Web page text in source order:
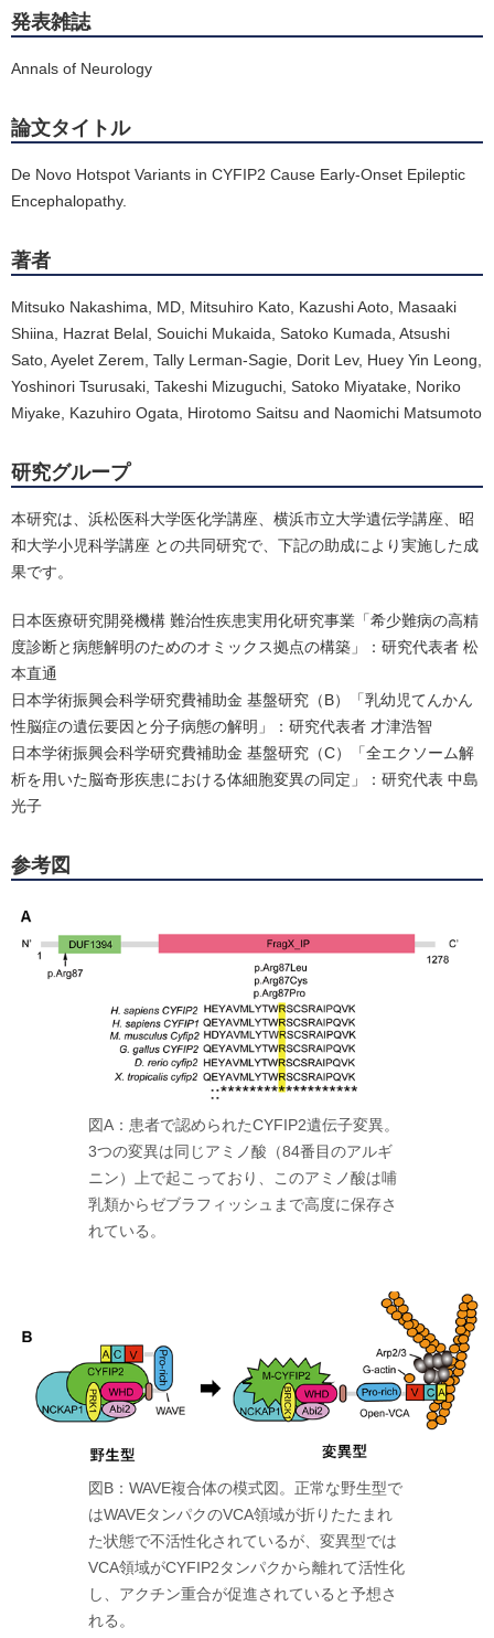
発表雑誌
Annals of Neurology
論文タイトル
De Novo Hotspot Variants in CYFIP2 Cause Early-Onset Epileptic
Encephalopathy.
著者
Mitsuko Nakashima, MD, Mitsuhiro Kato, Kazushi Aoto, Masaaki
Shiina, Hazrat Belal, Souichi Mukaida, Satoko Kumada, Atsushi
Sato, Ayelet Zerem, Tally Lerman-Sagie, Dorit Lev, Huey Yin Leong,
Yoshinori Tsurusaki, Takeshi Mizuguchi, Satoko Miyatake, Noriko
Miyake, Kazuhiro Ogata, Hirotomo Saitsu and Naomichi Matsumoto
研究グループ
本研究は、浜松医科大学医化学講座、横浜市立大学遺伝学講座、昭
和大学小児科学講座 との共同研究で、下記の助成により実施した成
果です。
日本医療研究開発機構 難治性疾患実用化研究事業「希少難病の高精
度診断と病態解明のためのオミックス拠点の構築」：研究代表者 松
本直通
日本学術振興会科学研究費補助金 基盤研究（B）「乳幼児てんかん
性脳症の遺伝要因と分子病態の解明」：研究代表者 才津浩智
日本学術振興会科学研究費補助金 基盤研究（C）「全エクソーム解
析を用いた脳奇形疾患における体細胞変異の同定」：研究代表 中島
光子
参考図
図A：患者で認められたCYFIP2遺伝子変異。
3つの変異は同じアミノ酸（84番目のアルギ
ニン）上で起こっており、このアミノ酸は哺
乳類からゼブラフィッシュまで高度に保存さ
れている。
図B：WAVE複合体の模式図。正常な野生型で
はWAVEタンパクのVCA領域が折りたたまれ
た状態で不活性化されているが、変異型では
VCA領域がCYFIP2タンパクから離れて活性化
し、アクチン重合が促進されていると予想さ
れる。